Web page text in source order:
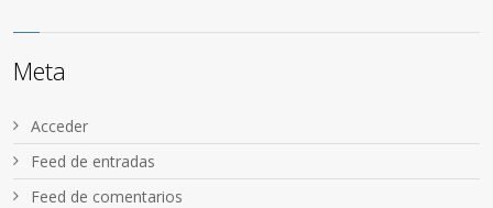
Meta
Acceder
Feed de entradas
Feed de comentarios